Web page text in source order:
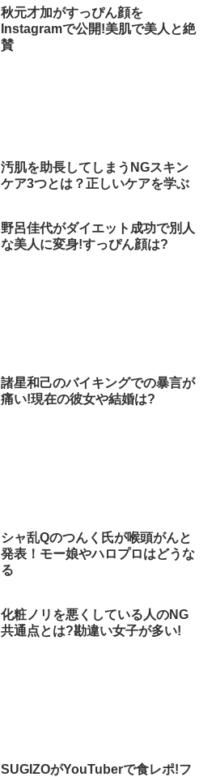
秋元才加がすっぴん顔を
Instagramで公開!美肌で美人と絶
賛
汚肌を助長してしまうNGスキン
ケア3つとは？正しいケアを学ぶ
野呂佳代がダイエット成功で別人
な美人に変身!すっぴん顔は?
諸星和己のバイキングでの暴言が
痛い!現在の彼女や結婚は?
シャ乱Qのつんく氏が喉頭がんと
発表！モー娘やハロプロはどうな
る
化粧ノリを悪くしている人のNG
共通点とは?勘違い女子が多い!
SUGIZOがYouTuberで食レポ!フ